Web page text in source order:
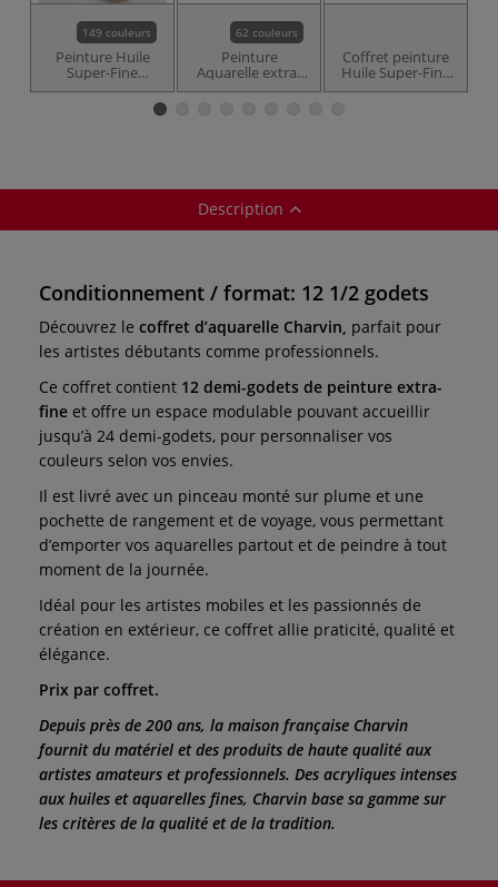
149 couleurs
Peinture Huile
Super-Fine
Charvin
62 couleurs
Peinture
Aquarelle extra-
fine Charvin
Coffret peinture
Huile Super-Fine
Charvin
Description
Conditionnement / format: 12 1/2 godets
Découvrez le coffret d’aquarelle Charvin, parfait pour
les artistes débutants comme professionnels.
Ce coffret contient 12 demi-godets de peinture extra-
fine et offre un espace modulable pouvant accueillir
jusqu’à 24 demi-godets, pour personnaliser vos
couleurs selon vos envies.
Il est livré avec un pinceau monté sur plume et une
pochette de rangement et de voyage, vous permettant
d’emporter vos aquarelles partout et de peindre à tout
moment de la journée.
Idéal pour les artistes mobiles et les passionnés de
création en extérieur, ce coffret allie praticité, qualité et
élégance.
Prix par coffret.
Depuis près de 200 ans, la maison française Charvin
fournit du matériel et des produits de haute qualité aux
artistes amateurs et professionnels. Des acryliques intenses
aux huiles et aquarelles fines, Charvin base sa gamme sur
les critères de la qualité et de la tradition.